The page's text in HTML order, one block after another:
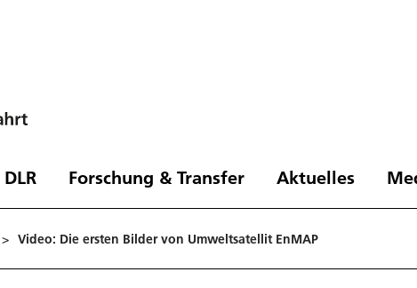
Forschung & Transfer Aktuelles
> Video: Die ersten Bilder von Umweltsatellit EnMAP